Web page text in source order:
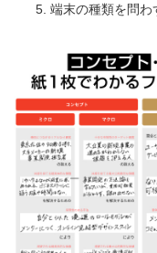
端末の種類を問わ